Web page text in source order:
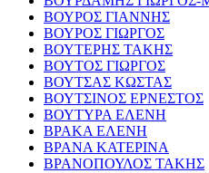
ΒΟΥΡΟΣ ΓΙΑΝΝΗΣ
ΒΟΥΡΟΣ ΓΙΩΡΓΟΣ
ΒΟΥΤΕΡΗΣ ΤΑΚΗΣ
ΒΟΥΤΟΣ ΓΙΩΡΓΟΣ
ΒΟΥΤΣΑΣ ΚΩΣΤΑΣ
ΒΟΥΤΣΙΝΟΣ ΕΡΝΕΣΤΟΣ
ΒΟΥΤΥΡΑ ΕΛΕΝΗ
ΒΡΑΚΑ ΕΛΕΝΗ
ΒΡΑΝΑ ΚΑΤΕΡΙΝΑ
ΒΡΑΝΟΠΟΥΛΟΣ ΤΑΚΗΣ